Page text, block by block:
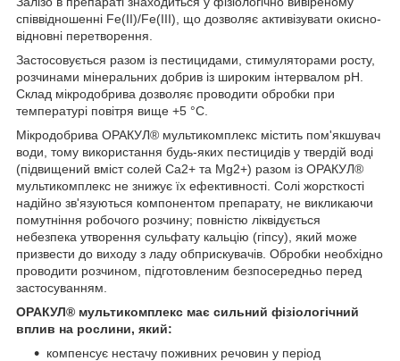
співвідношенні Fe(II)/Fe(III), що дозволяє активізувати окисно-
відновні перетворення.
Застосовується разом із пестицидами, стимуляторами росту,
розчинами мінеральних добрив із широким інтервалом рН.
Склад мікродобрива дозволяє проводити обробки при
температурі повітря вище +5 °С.
Мікродобрива ОРАКУЛ® мультикомплекс містить пом'якшувач
води, тому використання будь-яких пестицидів у твердій воді
(підвищений вміст солей Ca2+ та Mg2+) разом із ОРАКУЛ®
мультикомплекс не знижує їх ефективності. Солі жорсткості
надійно зв'язуються компонентом препарату, не викликаючи
помутніння робочого розчину; повністю ліквідується
небезпека утворення сульфату кальцію (гіпсу), який може
призвести до виходу з ладу обприскувачів. Обробки необхідно
проводити розчином, підготовленим безпосередньо перед
застосуванням.
ОРАКУЛ® мультикомплекс має сильний фізіологічний
вплив на рослини, який:
компенсує нестачу поживних речовин у період